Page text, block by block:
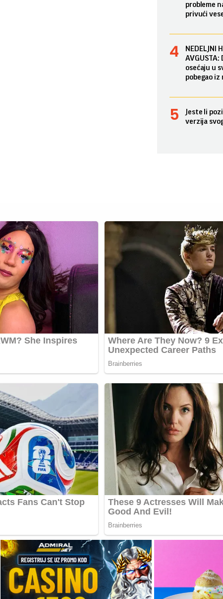
probleme
privući
NEDELJNI
AVGUSTA:
osećaju u
pobegao iz
Jeste li
verzija